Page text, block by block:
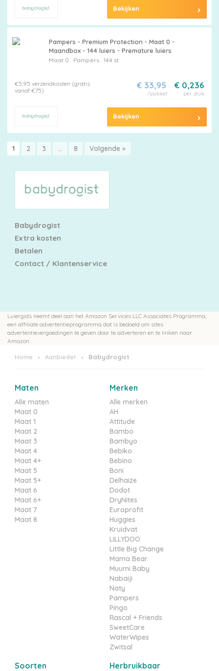
Bekijken
Pampers - Premium Protection - Maat 0 -
Maandbox - 144 luiers - Premature luiers
Maat 0 Pampers144 st
€5,95 verzendkosten (gratis
vanaf €75)
€ 0,236
per stuk
€ 33,95
/pakket
Bekijken
1 2 3 … 8 Volgende »
Babydrogist
Extra kosten
Betalen
Contact / Klantenservice
Luiergids neemt deel aan het Amazon Services LLC Associates Programma,
een affiliate advertentieprogramma dat is bedoeld om sites
advertentievergoedingen te geven door te adverteren en te linken naar
Amazon.
Home Aanbieder Babydrogist
Maten
Alle maten
Maat 0
Maat 1
Maat 2
Maat 3
Maat 4
Maat 4+
Maat 5
Maat 5+
Maat 6
Maat 6+
Maat 7
Maat 8
Merken
Alle merken
AH
Attitude
Bambo
Bambyo
Bebiko
Bebino
Boni
Delhaize
Dodot
DryNites
Europrofit
Huggies
Kruidvat
LILLYDOO
Little Big Change
Mama Bear
Muumi Baby
Nabaiji
Naty
Pampers
Pingo
Rascal + Friends
SweetCare
WaterWipes
Zwitsal
Soorten Herbruikbaar